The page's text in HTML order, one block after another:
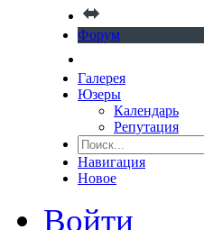
Форум
Галерея
Юзеры
Календарь
Репутация
Навигация
Новое
Войти